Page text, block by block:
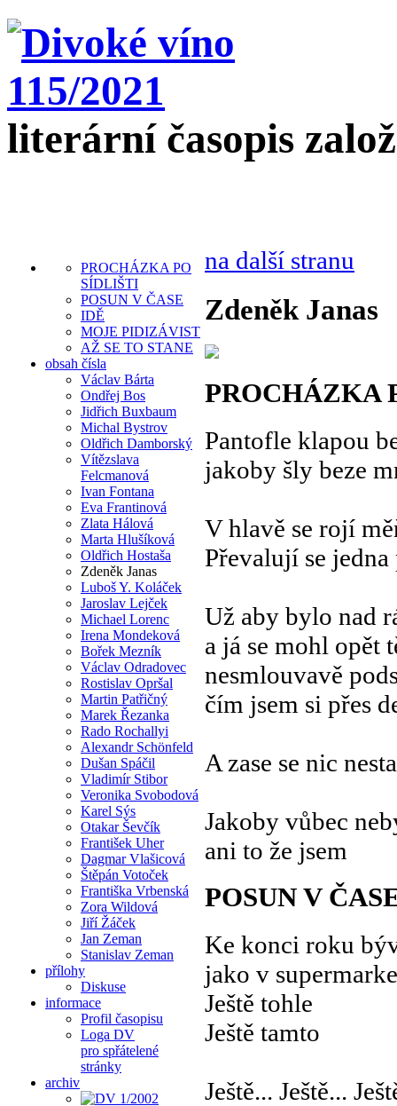
literární časopis
PROCHÁZKA PO
SÍDLIŠTI
POSUN V ČASE
IDĚ
MOJE PIDIZÁVIST
AŽ SE TO STANE
obsah čísla
Václav Bárta
Ondřej Bos
Jidřich Buxbaum
Michal Bystrov
Oldřich Damborský
Vítězslava
Felcmanová
Ivan Fontana
Eva Frantinová
Zlata Hálová
Marta Hlušíková
Oldřich Hostaša
Zdeněk Janas
Luboš Y. Koláček
Jaroslav Lejček
Michael Lorenc
Irena Mondeková
Bořek Mezník
Václav Odradovec
Rostislav Opršal
Martin Patřičný
Marek Řezanka
Rado Rochallyi
Alexandr Schönfeld
Dušan Spáčil
Vladimír Stibor
Veronika Svobodová
Karel Sýs
Otakar Ševčík
František Uher
Dagmar Vlašicová
Štěpán Votoček
Františka Vrbenská
Zora Wildová
Jiří Žáček
Jan Zeman
Stanislav Zeman
přílohy
Diskuse
informace
Profil časopisu
Loga DV
pro spřátelené
stránky
archiv
na další stranu
Zdeněk Janas
PROCHÁZKA
Pantofle klapou
jakoby šly beze
V hlavě se rojí
Převalují se
Už aby bylo nad
a já se mohl opět
nesmlouvavě
čím jsem si přes
A zase se nic
Jakoby vůbec
ani to že jsem
POSUN V
Ke konci roku
jako v
Ještě tohle
Ještě tamto
Ještě... Ještě...